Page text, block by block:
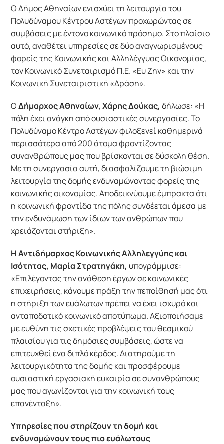
Ο Δήμος Αθηναίων ενισχύει τη λειτουργία του
Πολυδύναμου Κέντρου Αστέγων προχωρώντας σε
συμβάσεις με έντονο κοινωνικό πρόσημο. Στο πλαίσιο
αυτό, αναθέτει υπηρεσίες σε δύο αναγνωρισμένους
φορείς της Κοινωνικής και Αλληλέγγυας Οικονομίας,
τον Κοινωνικό Συνεταιρισμό Π.Ε. «Ευ Ζην» και την
Κοινωνική Συνεταιριστική «Δράση».
ΟΔήμαρχος Αθηναίων, Χάρης Δούκας, δήλωσε: «Η
πόλη έχει ανάγκη από ουσιαστικές συνεργασίες. Το
Πολυδύναμο Κέντρο Αστέγων φιλοξενεί καθημερινά
περισσότερα από 200 άτομα φροντίζοντας
συνανθρώπους μας που βρίσκονται σε δύσκολη θέση.
Με τη συνεργασία αυτή, διασφαλίζουμε τη βιώσιμη
λειτουργία της δομής ενδυναμώνοντας φορείς της
κοινωνικής οικονομίας. Αποδεικνύουμε έμπρακτα ότι
η κοινωνική φροντίδα της πόλης συνδέεται άμεσα με
την ενδυνάμωση των ίδιων των ανθρώπων που
χρειάζονται στήριξη».
Η Αντιδήμαρχος Κοινωνικής Αλληλεγγύης και
Ισότητας, Μαρία Στρατηγάκη, υπογράμμισε:
«Επιλέγοντας την ανάθεση έργων σε κοινωνικές
επιχειρήσεις, κάνουμε πράξη την πεποίθησή μας ότι
η στήριξη των ευάλωτων πρέπει να έχει ισχυρό και
ανταποδοτικό κοινωνικό αποτύπωμα. Αξιοποιήσαμε
με ευθύνη τις σχετικές προβλέψεις του θεσμικού
πλαισίου για τις δημόσιες συμβάσεις, ώστε να
επιτευχθεί ένα διπλό κέρδος. Διατηρούμε τη
λειτουργικότητα της δομής και προσφέρουμε
ουσιαστική εργασιακή ευκαιρία σε συνανθρώπους
μας που αγωνίζονται για την κοινωνική τους
επανένταξη».
Υπηρεσίες που στηρίζουν τη δομή και
ενδυναμώνουν τους πιο ευάλωτους